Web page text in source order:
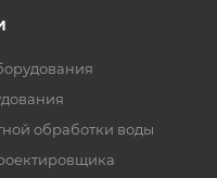
обработки воды